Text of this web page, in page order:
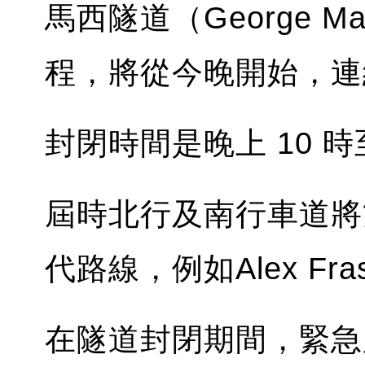
馬西隧道（George
程，將從今晚開始，
封閉時間是晚上 10
屆時北行及南行車道
代路線，例如Alex
在隧道封閉期間，緊